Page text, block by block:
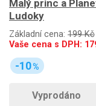
Malý princ a
Ludoky
Základní cena: 199 Kč
Vaše cena s DPH:
-10%
Vyprodáno